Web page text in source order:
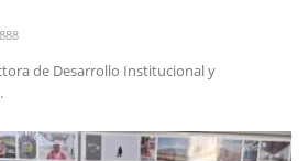
888
de Desarrollo Institucional y